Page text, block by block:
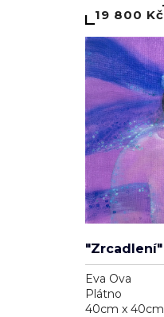
19 800 Kč
"Zrcadlení"
Eva Ova
Plátno
40cm x 40cm